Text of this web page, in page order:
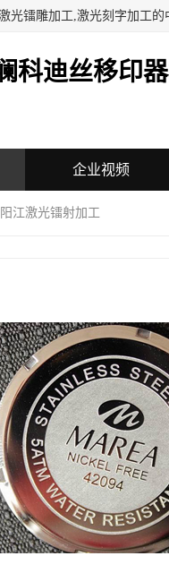
镭雕加工,激光刻字加工的
科迪丝移印
企业视频
江激光镭射加工